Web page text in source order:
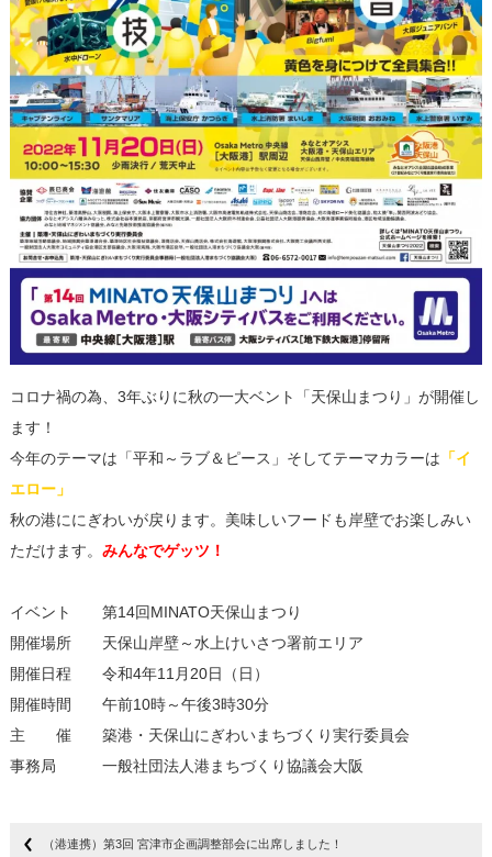
コロナ禍の為、3年ぶりに秋の一大ベント「天保山まつり」が開催し
ます！
今年のテーマは「平和～ラブ＆ピース」そしてテーマカラーは 「イ
エロー」
秋の港ににぎわいが戻ります。美味しいフードも岸壁でお楽しみい
ただけます。 みんなでゲッツ！
イベント 第14回MINATO天保山まつり
開催場所 天保山岸壁～水上けいさつ署前エリア
開催日程 令和4年11月20日（日）
開催時間 午前10時～午後3時30分
主 催 築港・天保山にぎわいまちづくり実行委員会
事務局 一般社団法人港まちづくり協議会大阪
（港連携）第3回 宮津市企画調整部会に出席しました！